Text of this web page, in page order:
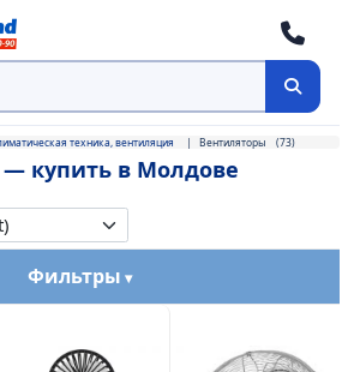
техника, вентиляция Вентиляторы (73)
купить в Молдове
Фильтры